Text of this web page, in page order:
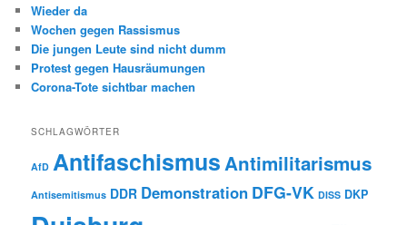
Wieder da
Wochen gegen Rassismus
Die jungen Leute sind nicht dumm
Protest gegen Hausräumungen
Corona-Tote sichtbar machen
SCHLAGWÖRTER
AfD AntifaschismusAntimilitarismus
Antisemitismus DDR Demonstration DFG-VK DISS DKP